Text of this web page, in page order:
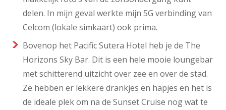
delen. In mijn geval werkte mijn 5G verbinding van
Celcom (lokale simkaart) ook prima.
Bovenop het Pacific Sutera Hotel heb je de The
Horizons Sky Bar. Dit is een hele mooie loungebar
met schitterend uitzicht over zee en over de stad.
Ze hebben er lekkere drankjes en hapjes en het is
de ideale plek om na de Sunset Cruise nog wat te